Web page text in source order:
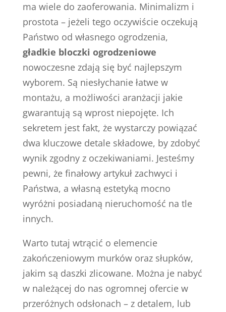
ma wiele do zaoferowania. Minimalizm i
prostota – jeżeli tego oczywiście oczekują
Państwo od własnego ogrodzenia,
gładkie bloczki ogrodzeniowe
nowoczesne zdają się być najlepszym
wyborem. Są niesłychanie łatwe w
montażu, a możliwości aranżacji jakie
gwarantują są wprost niepojęte. Ich
sekretem jest fakt, że wystarczy powiązać
dwa kluczowe detale składowe, by zdobyć
wynik zgodny z oczekiwaniami. Jesteśmy
pewni, że finałowy artykuł zachwyci i
Państwa, a własną estetyką mocno
wyróżni posiadaną nieruchomość na tle
innych.
Warto tutaj wtrącić o elemencie
zakończeniowym murków oraz słupków,
jakim są daszki zlicowane. Można je nabyć
w należącej do nas ogromnej ofercie w
przeróżnych odsłonach – z detalem, lub